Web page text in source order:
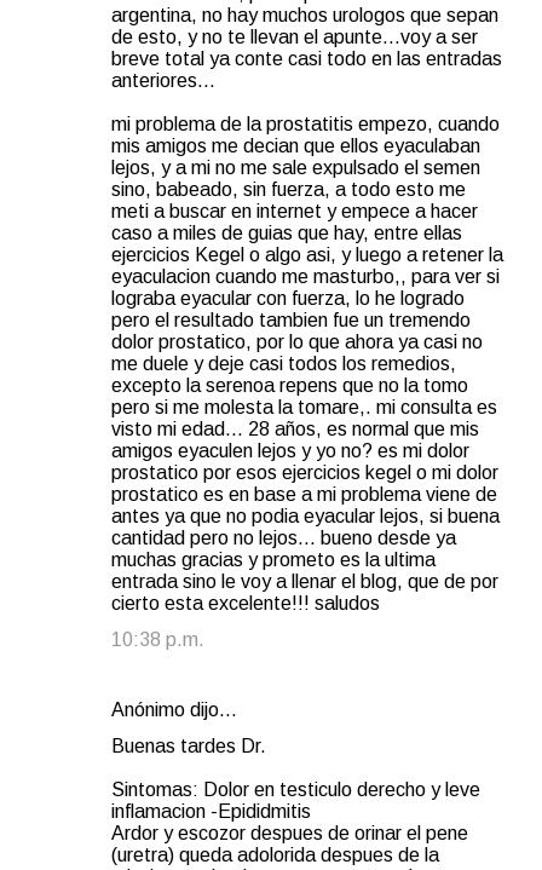
argentina, no hay muchos urologos que sepan
de esto, y no te llevan el apunte...voy a ser
breve total ya conte casi todo en las entradas
anteriores...
mi problema de la prostatitis empezo, cuando
mis amigos me decian que ellos eyaculaban
lejos, y a mi no me sale expulsado el semen
sino, babeado, sin fuerza, a todo esto me
meti a buscar en internet y empece a hacer
caso a miles de guias que hay, entre ellas
ejercicios Kegel o algo asi, y luego a retener la
eyaculacion cuando me masturbo,, para ver si
lograba eyacular con fuerza, lo he logrado
pero el resultado tambien fue un tremendo
dolor prostatico, por lo que ahora ya casi no
me duele y deje casi todos los remedios,
excepto la serenoa repens que no la tomo
pero si me molesta la tomare,. mi consulta es
visto mi edad... 28 años, es normal que mis
amigos eyaculen lejos y yo no? es mi dolor
prostatico por esos ejercicios kegel o mi dolor
prostatico es en base a mi problema viene de
antes ya que no podia eyacular lejos, si buena
cantidad pero no lejos... bueno desde ya
muchas gracias y prometo es la ultima
entrada sino le voy a llenar el blog, que de por
cierto esta excelente!!! saludos
10:38 p.m.
Anónimo dijo…
Buenas tardes Dr.
Sintomas: Dolor en testiculo derecho y leve
inflamacion -Epididmitis
Ardor y escozor despues de orinar el pene
(uretra) queda adolorida despues de la